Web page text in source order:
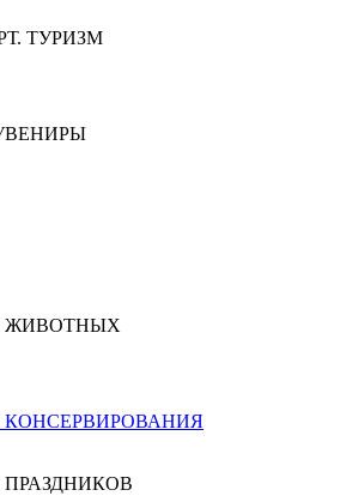
ТУРИЗМ
ЖИВОТНЫХ
КОНСЕРВИРОВАНИЯ